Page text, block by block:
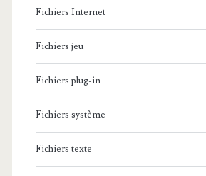
Fichiers Internet
Fichiers jeu
Fichiers plug-in
Fichiers système
Fichiers texte